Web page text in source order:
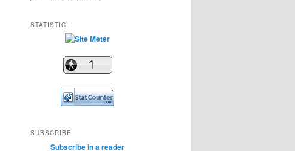
STATISTICI
SUBSCRIBE
Subscribe in a reader